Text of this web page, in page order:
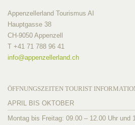
Appenzellerland Tourismus AI
Hauptgasse 38
CH-9050 Appenzell
T +41 71 788 96 41
info@appenzellerland.ch
ÖFFNUNGSZEITEN TOURIST
APRIL BIS OKTOBER
Montag bis Freitag: 09.00 – 12.00 Uhr und